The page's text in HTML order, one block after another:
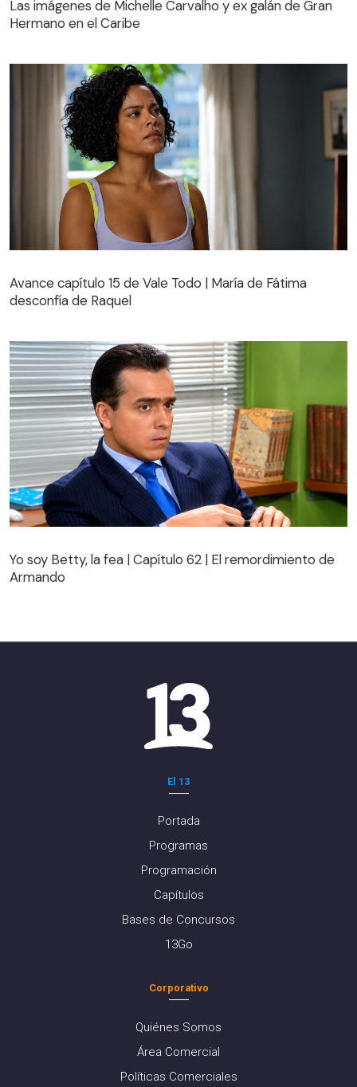
Las imágenes de Michelle Carvalho y ex galán de Gran
Hermano en el Caribe
desconfía de Raquel
Avance capítulo 15 de Vale Todo | María de Fátima
desconfía de Raquel
Armando
Yo soy Betty, la fea | Capítulo 62 | El remordimiento de
Armando
El 13
Portada
Programas
Programación
Capítulos
Bases de Concursos
13Go
Corporativo
Quiénes Somos
Área Comercial
Políticas Comerciales